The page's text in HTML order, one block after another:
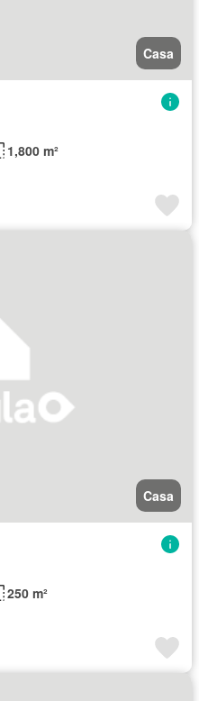
Casa
1,800 m²
Casa
250 m²